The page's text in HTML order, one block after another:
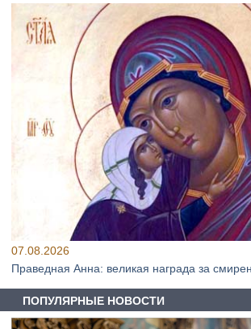
07.08.2026
Праведная Анна: великая награда за
ПОПУЛЯРНЫЕ НОВОСТИ